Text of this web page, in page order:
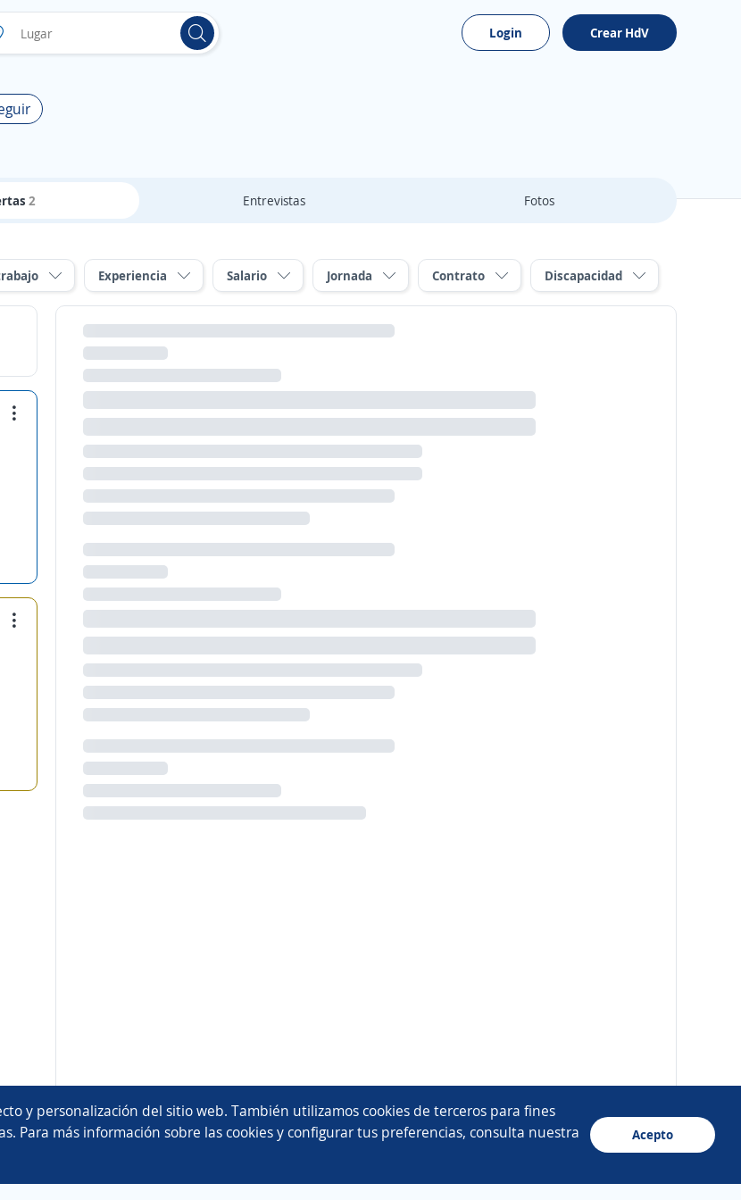
y personalización del sitio web. También utilizamos cookies de terceros para fines
Para más información sobre las cookies y configurar tus preferencias, consulta nuestra
Acepto
Login Crear HdV
2 Entrevistas Fotos
Experiencia Salario Jornada Contrato Discapacidad